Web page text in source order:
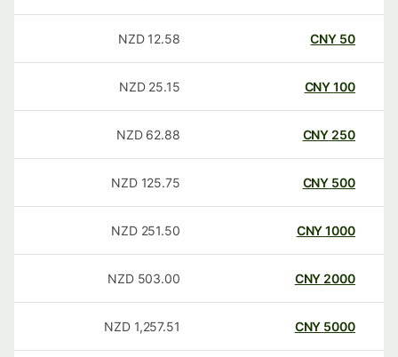
50
CNY
12.58
NZD
100
CNY
25.15
NZD
250
CNY
62.88
NZD
500
CNY
125.75
NZD
1000
CNY
251.50
NZD
2000
CNY
503.00
NZD
5000
CNY
1,257.51
NZD